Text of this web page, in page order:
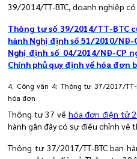
39/2014/TT-BTC, doanh nghiệp
Thông tư số 39/2014/TT-BTC
hành Nghị định số 51/2010/NĐ-
Nghị định số 04/2014/NĐ-CP
Chính phủ quy định về hóa đơn
4. Công văn 4: Thông tư 37/2017/
hóa đơn
Thông tư 37 về hóa đơn điện tử
hành gần đây có sự điều chỉnh
Thông tư 37/2017/TT-BTC ban